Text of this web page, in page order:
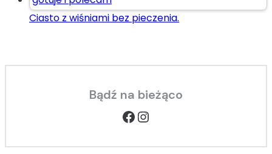
Ciasto z wiśniami bez pieczenia.
Bądź na bieżąco
Facebook
Instagram